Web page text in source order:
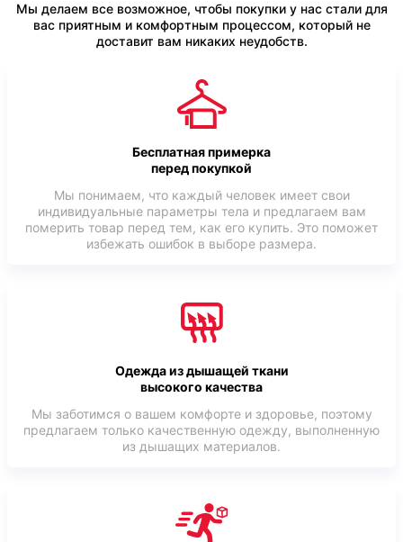
Мы делаем все возможное, чтобы покупки у нас стали для
вас приятным и комфортным процессом, который не
доставит вам никаких неудобств.
Бесплатная примерка
перед покупкой
Мы понимаем, что каждый человек имеет свои
индивидуальные параметры тела и предлагаем вам
померить товар перед тем, как его купить. Это поможет
избежать ошибок в выборе размера.
Одежда из дышащей ткани
высокого качества
Мы заботимся о вашем комфорте и здоровье, поэтому
предлагаем только качественную одежду, выполненную
из дышащих материалов.